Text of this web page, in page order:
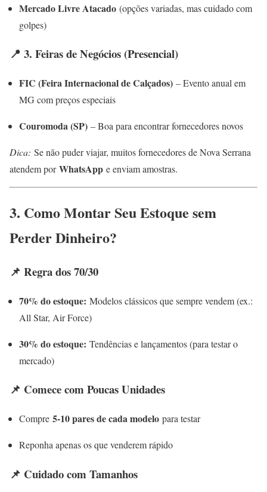
Mercado Livre Atacado (opções variadas, mas cuidado com
golpes)
📍 3. Feiras de Negócios (Presencial)
FIC (Feira Internacional de Calçados) – Evento anual em
MG com preços especiais
Couromoda (SP) – Boa para encontrar fornecedores novos
Dica: Se não puder viajar, muitos fornecedores de Nova Serrana
atendem porWhatsApp e enviam amostras.
3. Como Montar Seu Estoque sem
Perder Dinheiro?
📌 Regra dos 70/30
70% do estoque: Modelos clássicos que sempre vendem (ex.:
All Star, Air Force)
30% do estoque: Tendências e lançamentos (para testar o
mercado)
📌 Comece com Poucas Unidades
Compre 5-10 pares de cada modelo para testar
Reponha apenas os que venderem rápido
📌 Cuidado com Tamanhos